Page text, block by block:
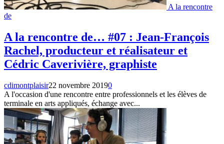
A la rencontre
de
A la rencontre de… #07 : Jean-François
Rachel, producteur et réalisateur et
Cédric Caverivière, graphiste
cdimontplaisir22 novembre 20190
A l'occasion d'une rencontre entre professionnels et les élèves de
terminale en arts appliqués, échange avec...